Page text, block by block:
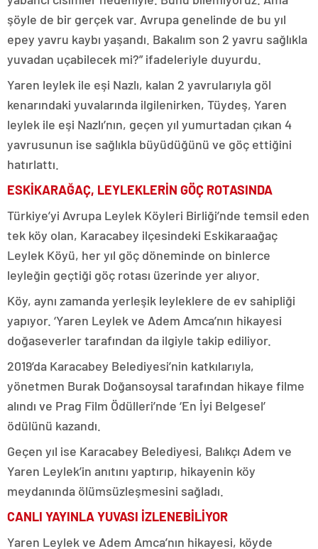
şöyle de bir gerçek var. Avrupa genelinde de bu yıl
epey yavru kaybı yaşandı. Bakalım son 2 yavru sağlıkla
yuvadan uçabilecek mi?” ifadeleriyle duyurdu.
Yaren leylek ile eşi Nazlı, kalan 2 yavrularıyla göl
kenarındaki yuvalarında ilgilenirken, Tüydeş, Yaren
leylek ile eşi Nazlı’nın, geçen yıl yumurtadan çıkan 4
yavrusunun ise sağlıkla büyüdüğünü ve göç ettiğini
hatırlattı.
ESKİKARAĞAÇ, LEYLEKLERİN GÖÇ ROTASINDA
Türkiye’yi Avrupa Leylek Köyleri Birliği’nde temsil eden
tek köy olan, Karacabey ilçesindeki Eskikaraağaç
Leylek Köyü, her yıl göç döneminde on binlerce
leyleğin geçtiği göç rotası üzerinde yer alıyor.
Köy, aynı zamanda yerleşik leyleklere de ev sahipliği
yapıyor. ‘Yaren Leylek ve Adem Amca’nın hikayesi
doğaseverler tarafından da ilgiyle takip ediliyor.
2019’da Karacabey Belediyesi’nin katkılarıyla,
yönetmen Burak Doğansoysal tarafından hikaye filme
alındı ve Prag Film Ödülleri’nde ‘En İyi Belgesel’
ödülünü kazandı.
Geçen yıl ise Karacabey Belediyesi, Balıkçı Adem ve
Yaren Leylek’in anıtını yaptırıp, hikayenin köy
meydanında ölümsüzleşmesini sağladı.
CANLI YAYINLA YUVASI İZLENEBİLİYOR
Yaren Leylek ve Adem Amca’nın hikayesi, köyde